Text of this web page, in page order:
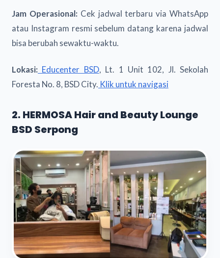
Jam Operasional: Cek jadwal terbaru via WhatsApp
atau Instagram resmi sebelum datang karena jadwal
bisa berubah sewaktu-waktu.
Lokasi: Educenter BSD, Lt. 1 Unit 102, Jl. Sekolah
Foresta No. 8, BSD City. Klik untuk navigasi
2. HERMOSA Hair and Beauty Lounge
BSD Serpong